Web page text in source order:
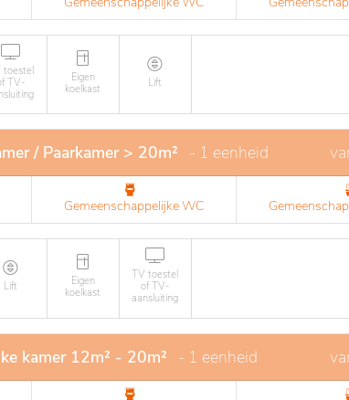
toestel
TV-
Eigen
koelkast
Lift
/ Paarkamer > 20m² - 1 eenheid
Gemeenschappelijke WC
Lift
Eigen
koelkast
TV toestel
of TV-
aansluiting
kamer 12m² - 20m² - 1 eenheid